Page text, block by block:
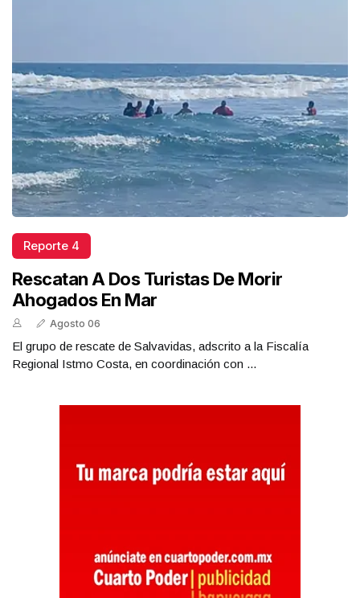
Reporte 4
Rescatan A Dos Turistas De Morir
Ahogados En Mar
Agosto 06
El grupo de rescate de Salvavidas, adscrito a la Fiscalía
Regional Istmo Costa, en coordinación con ...